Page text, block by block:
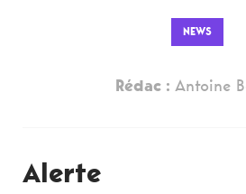
Interviews
Sorties
NEWS
Rédac : Antoine
Alerte